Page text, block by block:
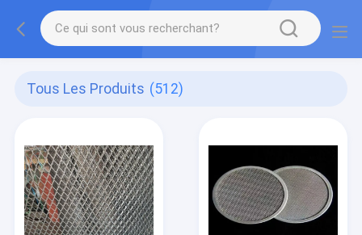
Tous Les Produits (512)